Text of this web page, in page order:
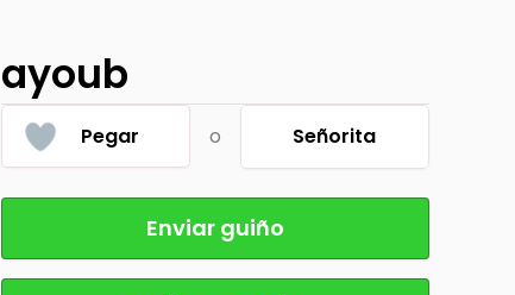
ayoub
Pegar o Señorita
Enviar guiño